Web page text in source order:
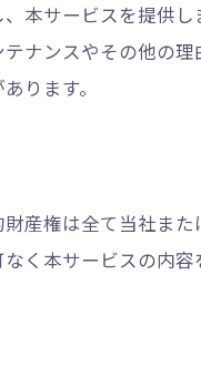
本サービスを提供し
ナンスやその他の
ります。
産権は全て当社また
く本サービスの内